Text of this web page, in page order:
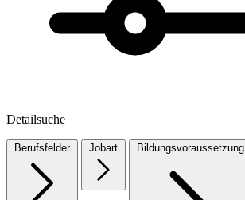
Detailsuche
Berufsfelder Jobart Bildungsvoraussetzung